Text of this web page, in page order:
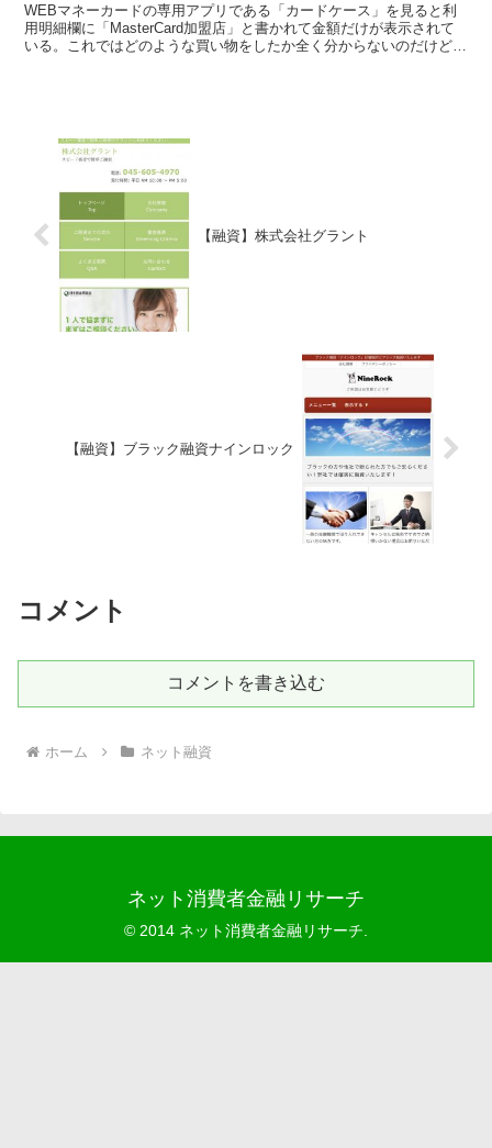
WEBマネーカードの専用アプリである「カードケース」を見ると利
用明細欄に「MasterCard加盟店」と書かれて金額だけが表示されて
いる。これではどのような買い物をしたか全く分からないのだけど、
【融資】株式会社グラント
【融資】ブラック融資ナインロック
コメント
コメントを書き込む
ホーム ネット融資
ネット消費者金融リサーチ
© 2014 ネット消費者金融リサーチ.